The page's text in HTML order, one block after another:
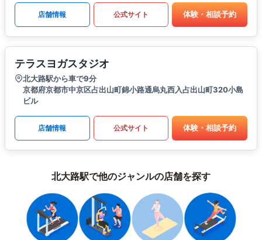
店舗情報 公式サイト 体験・相談予約
テラスヨガスタジオ
北大路駅から車で9分
京都府京都市中京区占出山町錦小路通烏丸西入占出山町320小島
ビル
店舗情報 公式サイト 体験・相談予約
北大路駅で他のジャンルの店舗を探す